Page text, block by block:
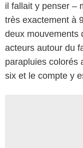
il fallait y penser –
très exactement à
deux mouvements
acteurs autour du
parapluies colorés
six et le compte y